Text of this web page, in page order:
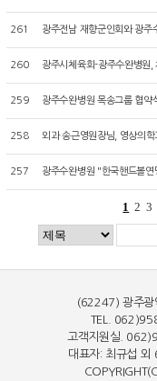
261 광주전남 재향군인회와 광
260 광주시체육회-광주수완병원
259 광주수완병원 목송그룹 협약
258 외과 송근영원장님, 영상의
257 광주수완병원 "한국핸드볼
1 2 3
(62247) 광주광
TEL.
고객지원실.
대표자: 최규섭